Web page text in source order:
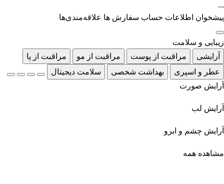
...
پیشخوان اطلاعات حساب سفارش ها علاقه‌مندی‌ها
زیبایی و سلامت
آرایشی
مراقبت از پوست مراقبت از مو
مراقبت از پا
عطر و اسپری
بهداشت شخصی
سلامت دیجیتال
آرایش صورت
آرایش لب
آرایش چشم و ابرو
مشاهده همه